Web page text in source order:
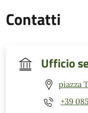
Contatti
Ufficio
piazza
+39